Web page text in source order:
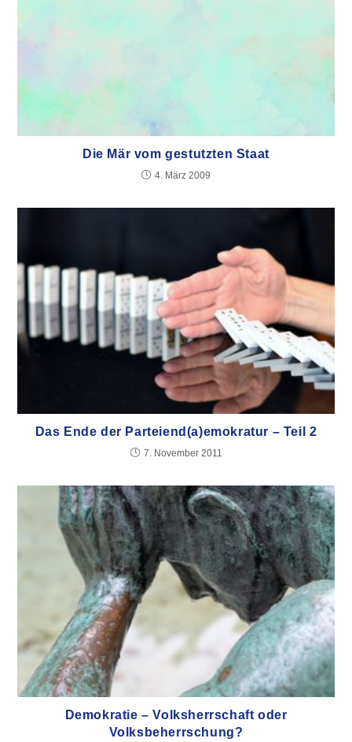
Die Mär vom gestutzten Staat
4. März 2009
Das Ende der Parteiend(a)emokratur – Teil 2
7. November 2011
Demokratie – Volksherrschaft oder
Volksbeherrschung?